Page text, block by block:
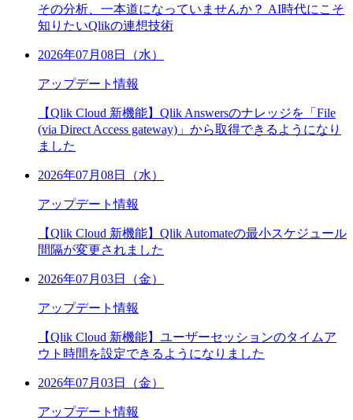
その分析、一本道になっていませんか？ AI時代にこそ
知りたいQlikの連想技術
2026年07月08日（水）
アップデート情報
【Qlik Cloud 新機能】Qlik Answersのナレッジを「File
(via Direct Access gateway)」から取得できるようになり
ました
2026年07月08日（水）
アップデート情報
【Qlik Cloud 新機能】Qlik Automateの最小スケジュール
間隔が変更されました
2026年07月03日（金）
アップデート情報
【Qlik Cloud 新機能】ユーザーセッションのタイムア
ウト時間を設定できるようになりました
2026年07月03日（金）
アップデート情報